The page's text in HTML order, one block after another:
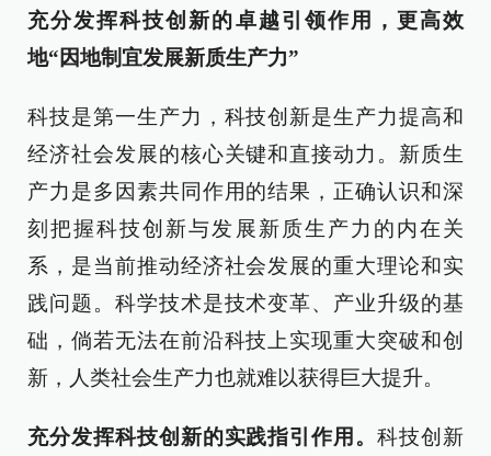
充分发挥科技创新的卓越引领作用，更高效
地“因地制宜发展新质生产力”
科技是第一生产力，科技创新是生产力提高和
经济社会发展的核心关键和直接动力。新质生
产力是多因素共同作用的结果，正确认识和深
刻把握科技创新与发展新质生产力的内在关
系，是当前推动经济社会发展的重大理论和实
践问题。科学技术是技术变革、产业升级的基
础，倘若无法在前沿科技上实现重大突破和创
新，人类社会生产力也就难以获得巨大提升。
充分发挥科技创新的实践指引作用。科技创新